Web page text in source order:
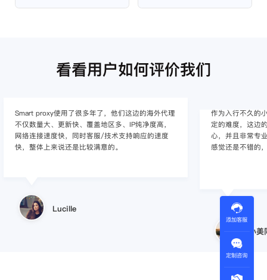
看看用户如何评价我们
作为入行不久的小白，上手使用Smart proxy会有一
定的难度，这边的客服人员/技术支持人员非常有耐
心，并且非常专业，很快就上手了，使用体验整体
感觉还是不错的，非常推荐身边的同行使用。
小美同学
作为一家跨境电
上面经营着多个
着强烈的需求，
商，不是断网就
王伟
添加客服
定制咨询